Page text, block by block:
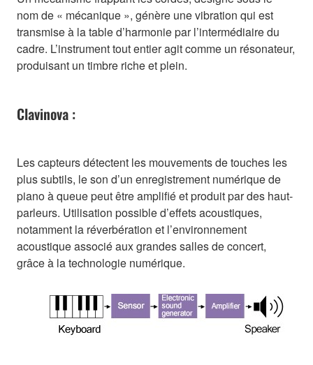
nom de « mécanique », génère une vibration qui est
transmise à la table d’harmonie par l’intermédiaire du
cadre. L’instrument tout entier agit comme un résonateur,
produisant un timbre riche et plein.
Clavinova :
Les capteurs détectent les mouvements de touches les
plus subtils, le son d’un enregistrement numérique de
piano à queue peut être amplifié et produit par des haut-
parleurs. Utilisation possible d’effets acoustiques,
notamment la réverbération et l’environnement
acoustique associé aux grandes salles de concert,
grâce à la technologie numérique.